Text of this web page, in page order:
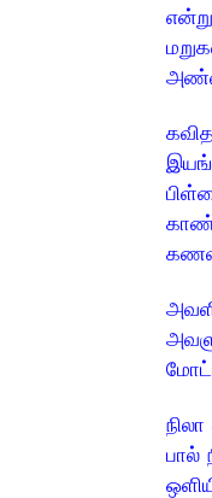
பால்